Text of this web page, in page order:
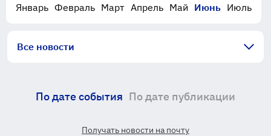
Январь Февраль Март Апрель Май Июнь Июль
Все новости
По дате события По дате публикации
Получать новости на почту